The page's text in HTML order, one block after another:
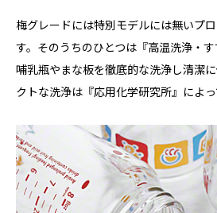
梅グレードには特別モデルには無いプ
す。そのうちのひとつは『高温洗浄・す
哺乳瓶やまな板を徹底的な洗浄し清潔
クトな洗浄は『応用化学研究所』によっ